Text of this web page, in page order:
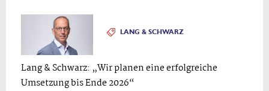
LANG & SCHWARZ
Lang & Schwarz: „Wir planen eine erfolgreiche
Umsetzung bis Ende 2026“